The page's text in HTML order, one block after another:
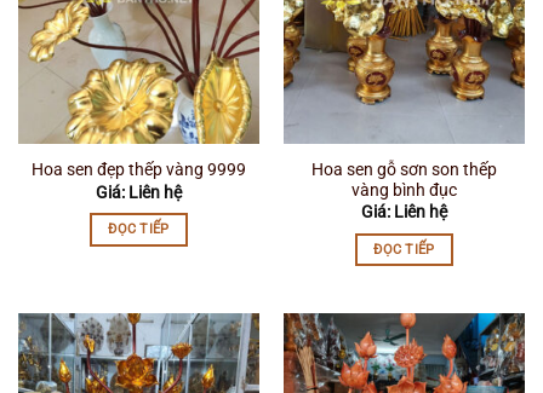
Hoa sen đẹp thếp vàng 9999
Giá: Liên hệ
ĐỌC TIẾP
Hoa sen gỗ sơn son thếp
vàng bình đục
Giá: Liên hệ
ĐỌC TIẾP